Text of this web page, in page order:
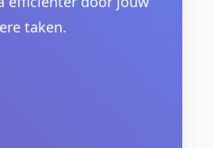
taken.